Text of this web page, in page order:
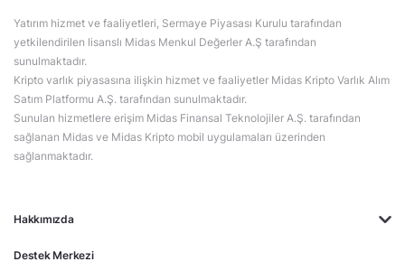
Hakkımızda
Destek Merkezi
Yatırım hizmet ve faaliyetleri, Sermaye Piyasası Kurulu tarafından
yetkilendirilen lisanslı Midas Menkul Değerler A.Ş tarafından
sunulmaktadır.
Kripto varlık piyasasına ilişkin hizmet ve faaliyetler Midas Kripto Varlık Alım
Satım Platformu A.Ş. tarafından sunulmaktadır.
Sunulan hizmetlere erişim Midas Finansal Teknolojiler A.Ş. tarafından
sağlanan Midas ve Midas Kripto mobil uygulamaları üzerinden
sağlanmaktadır.